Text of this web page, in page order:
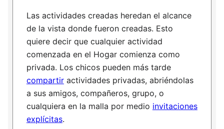
Las actividades creadas heredan el alcance
de la vista donde fueron creadas. Esto
quiere decir que cualquier actividad
comenzada en el Hogar comienza como
privada. Los chicos pueden más tarde
compartiractividades privadas, abriéndolas
a sus amigos, compañeros, grupo, o
cualquiera en la malla por medio invitaciones
explícitas.